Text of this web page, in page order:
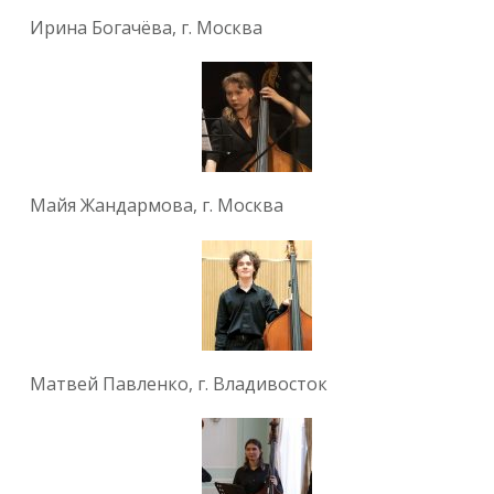
Ирина Богачёва, г. Москва
Майя Жандармова, г. Москва
Матвей Павленко, г. Владивосток